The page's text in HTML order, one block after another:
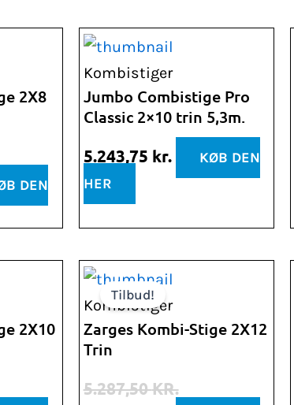
2X8
DEN
Kombistiger
Jumbo Combistige Pro
Classic 2×10 trin 5,3m.
5.243,75 kr.
KØB DEN
HER
2X10
Tilbud!
Kombistiger
Zarges Kombi-Stige 2X12
Trin
5.287,50KR.
Den
oprindelige
pris
var:
Den
aktuelle
pris